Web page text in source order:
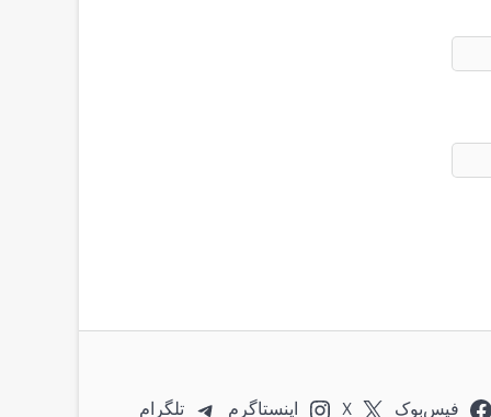
فیس‌بوک X اینستاگرم تلگرام